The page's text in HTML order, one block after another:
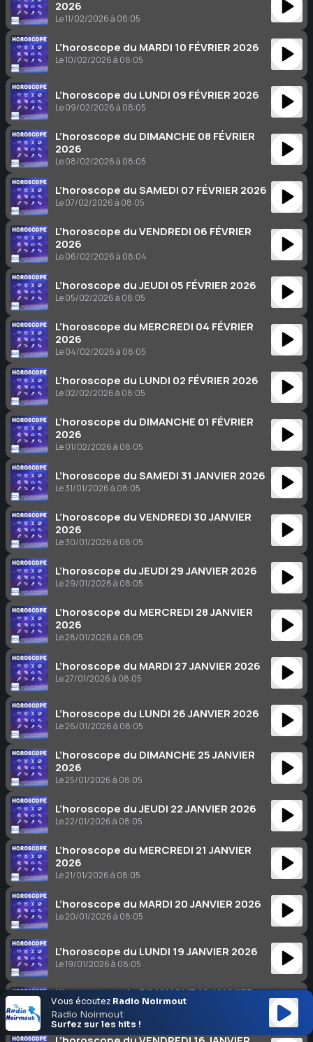
2026
Le 11/02/2026 à 08:05
L’horoscope du MARDI 10 FÉVRIER 2026
Le 10/02/2026 à 08:05
L’horoscope du LUNDI 09 FÉVRIER 2026
Le 09/02/2026 à 08:05
L’horoscope du DIMANCHE 08 FÉVRIER
2026
Le 08/02/2026 à 08:05
L’horoscope du SAMEDI 07 FÉVRIER 2026
Le 07/02/2026 à 08:05
L’horoscope du VENDREDI 06 FÉVRIER
2026
Le 06/02/2026 à 08:04
L’horoscope du JEUDI 05 FÉVRIER 2026
Le 05/02/2026 à 08:05
L’horoscope du MERCREDI 04 FÉVRIER
2026
Le 04/02/2026 à 08:05
L’horoscope du LUNDI 02 FÉVRIER 2026
Le 02/02/2026 à 08:05
L’horoscope du DIMANCHE 01 FÉVRIER
2026
Le 01/02/2026 à 08:05
L’horoscope du SAMEDI 31 JANVIER 2026
Le 31/01/2026 à 08:05
L’horoscope du VENDREDI 30 JANVIER
2026
Le 30/01/2026 à 08:05
L’horoscope du JEUDI 29 JANVIER 2026
Le 29/01/2026 à 08:05
L’horoscope du MERCREDI 28 JANVIER
2026
Le 28/01/2026 à 08:05
L’horoscope du MARDI 27 JANVIER 2026
Le 27/01/2026 à 08:05
L’horoscope du LUNDI 26 JANVIER 2026
Le 26/01/2026 à 08:05
L’horoscope du DIMANCHE 25 JANVIER
2026
Le 25/01/2026 à 08:05
L’horoscope du JEUDI 22 JANVIER 2026
Le 22/01/2026 à 08:05
L’horoscope du MERCREDI 21 JANVIER
2026
Le 21/01/2026 à 08:05
L’horoscope du MARDI 20 JANVIER 2026
Le 20/01/2026 à 08:05
L’horoscope du LUNDI 19 JANVIER 2026
Le 19/01/2026 à 08:05
L’horoscope du DIMANCHE 18 JANVIER
2026
Le 18/01/2026 à 08:04
Vous écoutez Radio Noirmout
Radio Noirmout
Surfez sur les hits !